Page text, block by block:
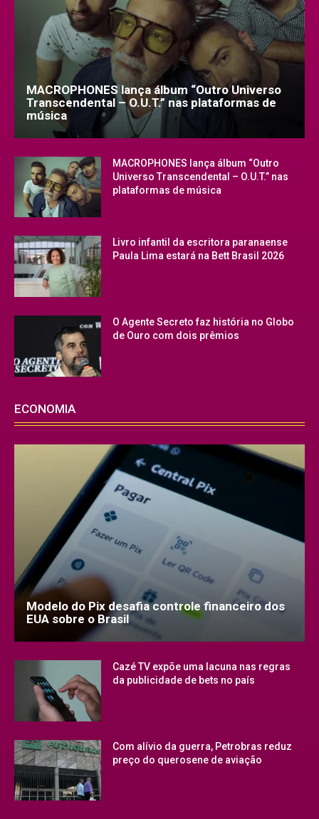
MACROPHONES lança álbum “Outro Universo
Transcendental – O.U.T.” nas plataformas de
música
MACROPHONES lança álbum “Outro
Universo Transcendental – O.U.T.” nas
plataformas de música
Livro infantil da escritora paranaense
Paula Lima estará na Bett Brasil 2026
O Agente Secreto faz história no Globo
de Ouro com dois prêmios
ECONOMIA
Modelo do Pix desafia controle financeiro dos
EUA sobre o Brasil
Cazé TV expõe uma lacuna nas regras
da publicidade de bets no país
Com alívio da guerra, Petrobras reduz
preço do querosene de aviação